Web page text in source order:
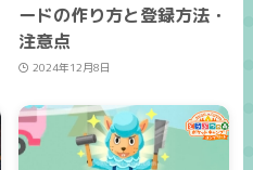
ードの作り方と登録方法・
注意点
2024年12月8日